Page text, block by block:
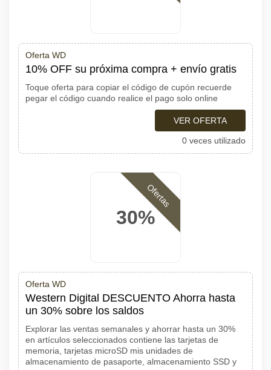
Oferta WD
10% OFF su próxima compra + envío gratis
Toque oferta para copiar el código de cupón recuerde
pegar el código cuando realice el pago solo online
VER OFERTA
0 veces utilizado
30%
Ofertas
Oferta WD
Western Digital DESCUENTO Ahorra hasta
un 30% sobre los saldos
Explorar las ventas semanales y ahorrar hasta un 30%
en artículos seleccionados contiene las tarjetas de
memoria, tarjetas microSD mis unidades de
almacenamiento de pasaporte, almacenamiento SSD y